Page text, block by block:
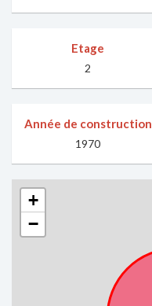
Etage
2
Année de construction
1970
+
−